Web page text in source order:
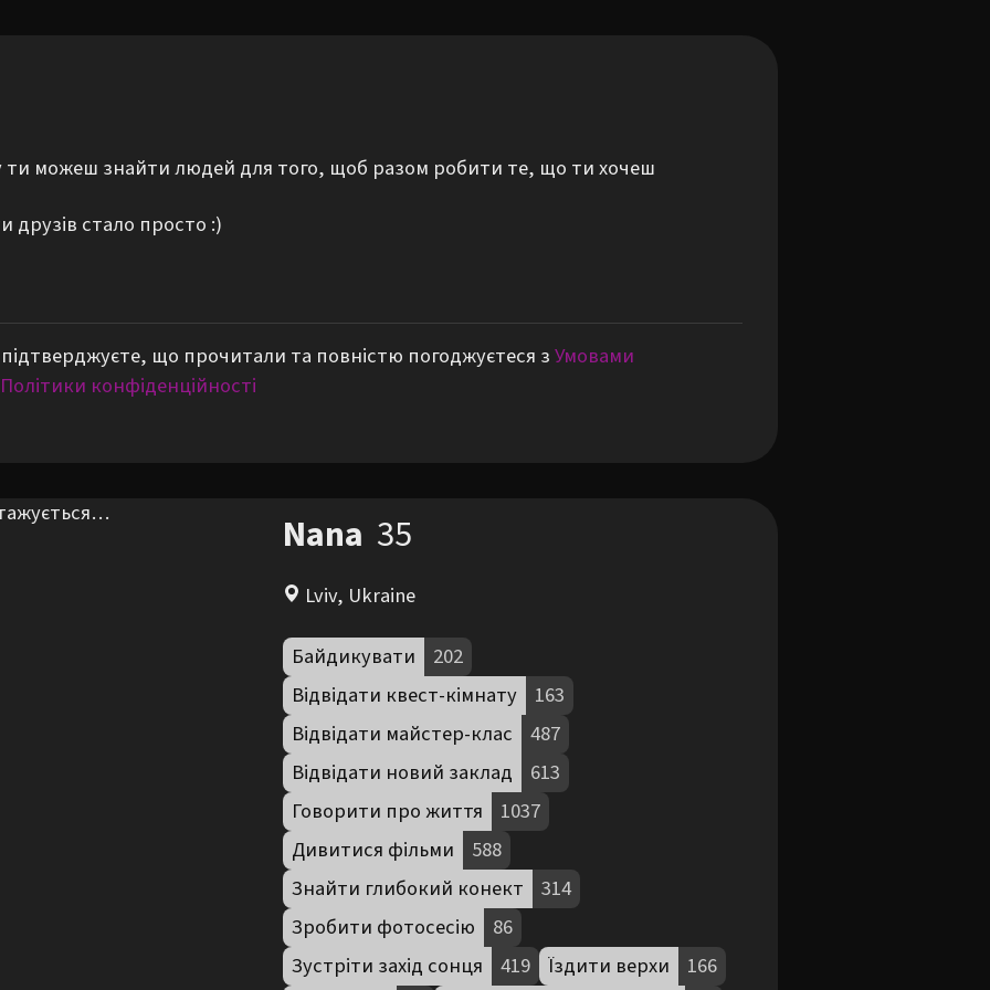
ти можеш знайти людей для того, щоб разом робити те, що ти хочеш
стало просто :)
що прочитали та повністю погоджуєтеся зУмовами
Політики конфіденційності
Nana 35
Lviv, Ukraine
Байдикувати
202
Відвідати квест-кімнату
163
Відвідати майстер-клас
487
Відвідати новий заклад
613
Говорити про життя
1037
Дивитися фільми
588
Знайти глибокий конект
314
Зробити фотосесію
86
Зустріти захід сонця
419 Їздити верхи
166